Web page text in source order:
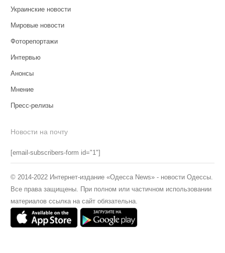
Украинские новости
Мировые новости
Фоторепортажи
Интервью
Анонсы
Мнение
Пресс-релизы
Новости на почту
[email-subscribers-form id="1"]
© 2014-2022 Интернет-издание «Одесса News» - новости Одессы.
Все права защищены. При полном или частичном использовании
материалов ссылка на сайт обязательна.